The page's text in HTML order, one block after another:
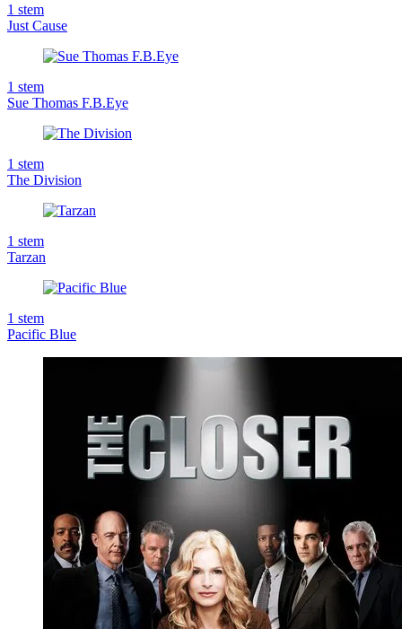
1 stem
Just Cause
1 stem
Sue Thomas F.B.Eye
1 stem
The Division
1 stem
Tarzan
1 stem
Pacific Blue